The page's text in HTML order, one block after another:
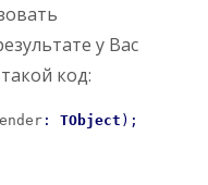
у Вас
код:
: TObject ) ;